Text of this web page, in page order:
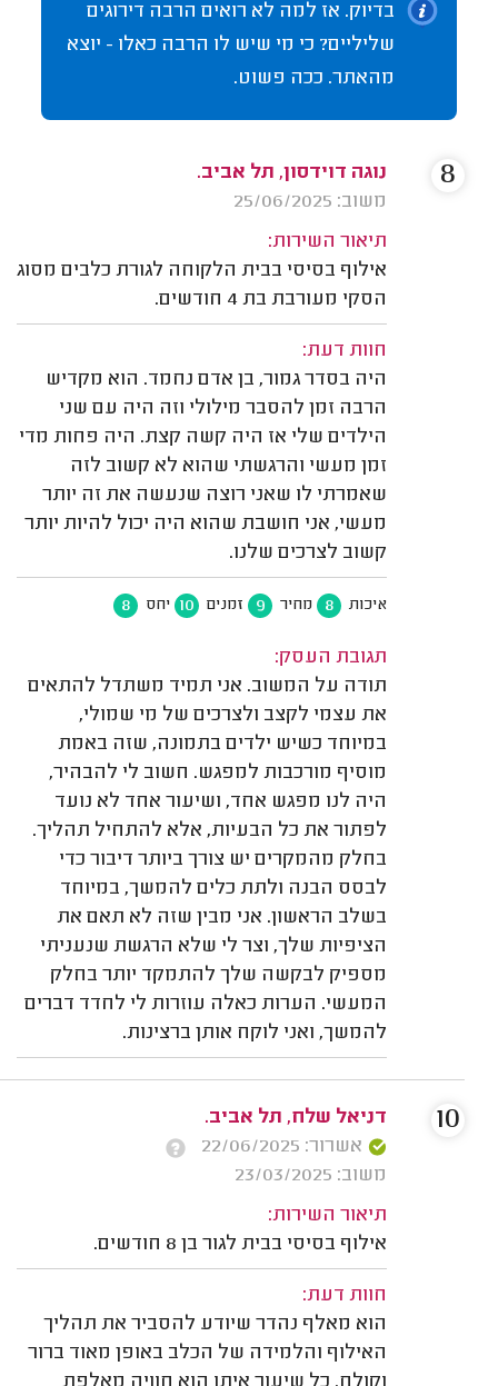
בדיוק. אז למה לא רואים הרבה דירוגים
שליליים? כי מי שיש לו הרבה כאלו - יוצא
מהאתר. ככה פשוט.
נוגה דוידסון, תל אביב.
משוב: 25/06/2025
תיאור השירות:
אילוף בסיסי בבית הלקוחה לגורת כלבים מסוג
הסקי מעורבת בת 4 חודשים.
חוות דעת:
היה בסדר גמור, בן אדם נחמד. הוא מקדיש
הרבה זמן להסבר מילולי וזה היה עם שני
הילדים שלי אז היה קשה קצת. היה פחות מדי
זמן מעשי והרגשתי שהוא לא קשוב לזה
שאמרתי לו שאני רוצה שנעשה את זה יותר
מעשי, אני חושבת שהוא היה יכול להיות יותר
קשוב לצרכים שלנו.
איכות 8 מחיר 9 זמנים 10 יחס 8
תגובת העסק:
תודה על המשוב. אני תמיד משתדל להתאים
את עצמי לקצב ולצרכים של מי שמולי,
במיוחד כשיש ילדים בתמונה, שזה באמת
מוסיף מורכבות למפגש. חשוב לי להבהיר,
היה לנו מפגש אחד, ושיעור אחד לא נועד
לפתור את כל הבעיות, אלא להתחיל תהליך.
בחלק מהמקרים יש צורך ביותר דיבור כדי
לבסס הבנה ולתת כלים להמשך, במיוחד
בשלב הראשון. אני מבין שזה לא תאם את
הציפיות שלך, וצר לי שלא הרגשת שנעניתי
מספיק לבקשה שלך להתמקד יותר בחלק
המעשי. הערות כאלה עוזרות לי לחדד דברים
להמשך, ואני לוקח אותן ברצינות.
8
דניאל שלח, תל אביב.
אשרור: 22/06/2025
משוב: 23/03/2025
תיאור השירות:
אילוף בסיסי בבית לגור בן 8 חודשים.
חוות דעת:
הוא מאלף נהדר שיודע להסביר את תהליך
האילוף והלמידה של הכלב באופן מאוד ברור
10